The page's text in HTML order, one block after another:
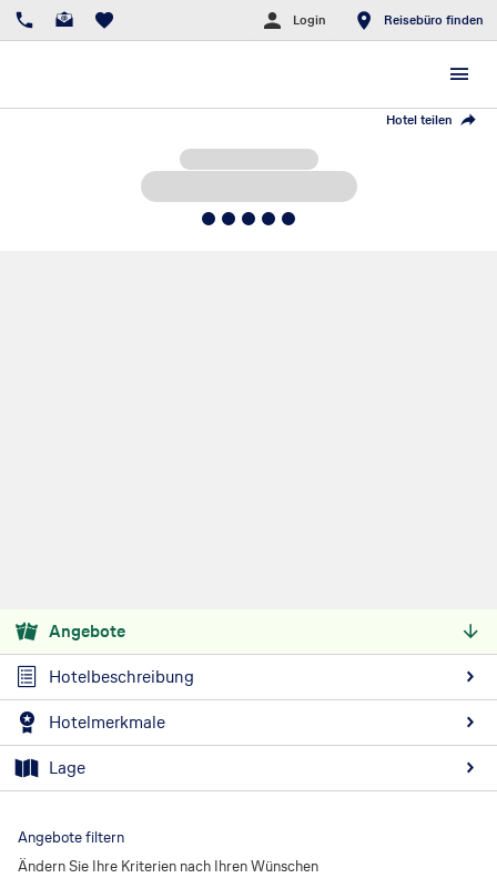
Login Reisebüro finden
Hotel teilen
5
Angebote
Hotelbeschreibung
Hotelmerkmale
Lage
Angebote filtern
Ändern Sie Ihre Kriterien nach Ihren Wünschen